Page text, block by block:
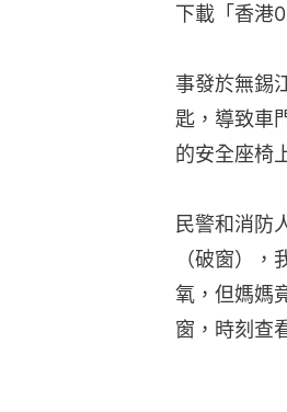
下載「香港
事發於無錫
匙，導致車
的安全座椅
民警和消防
（破窗）
氧，但媽媽
窗，時刻查